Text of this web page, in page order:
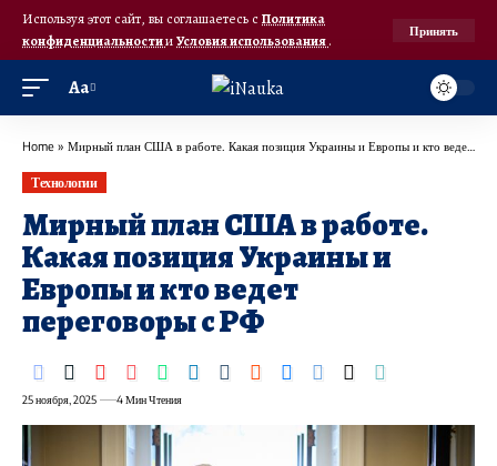
Используя этот сайт, вы соглашаетесь с Политика
конфиденциальностииУсловия использования.
Принять
Аа
Home » Мирный план США в работе. Какая позиция Украины и Европы и кто ведет переговоры с РФ
Технологии
Мирный план США в работе.
Какая позиция Украины и
Европы и кто ведет
переговоры с РФ
25 ноября, 2025 4 Мин Чтения